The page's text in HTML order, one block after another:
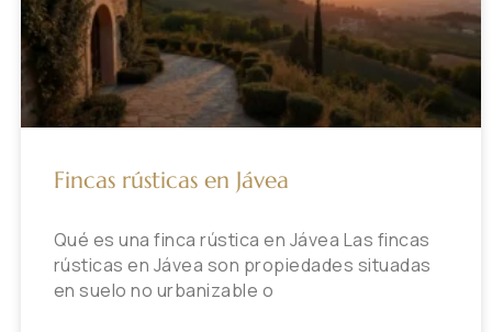
Fincas rústicas en Jávea
Qué es una finca rústica en Jávea Las fincas
rústicas en Jávea son propiedades situadas
en suelo no urbanizable o